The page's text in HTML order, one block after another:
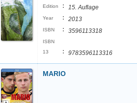
Edition : 15. Auflage
Year : 2013
ISBN : 3596113318
ISBN
13
: 9783596113316
MARIO